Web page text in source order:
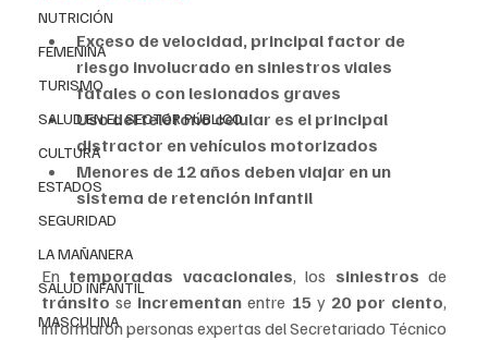
NUTRICIÓN
FEMENINA
TURISMO
SALUD EN EL SECTOR PÚBLICO
CULTURA
ESTADOS
SEGURIDAD
LA MAÑANERA
SALUD INFANTIL
MASCULINA
Exceso de velocidad, principal factor de
riesgo involucrado en siniestros viales
fatales o con lesionados graves
Uso del teléfono celular es el principal
distractor en vehículos motorizados
Menores de 12 años deben viajar en un
sistema de retención infantil
En temporadas vacacionales, los siniestros de
tránsito se incrementan entre 15 y 20 por ciento,
informaron personas expertas del Secretariado Técnico